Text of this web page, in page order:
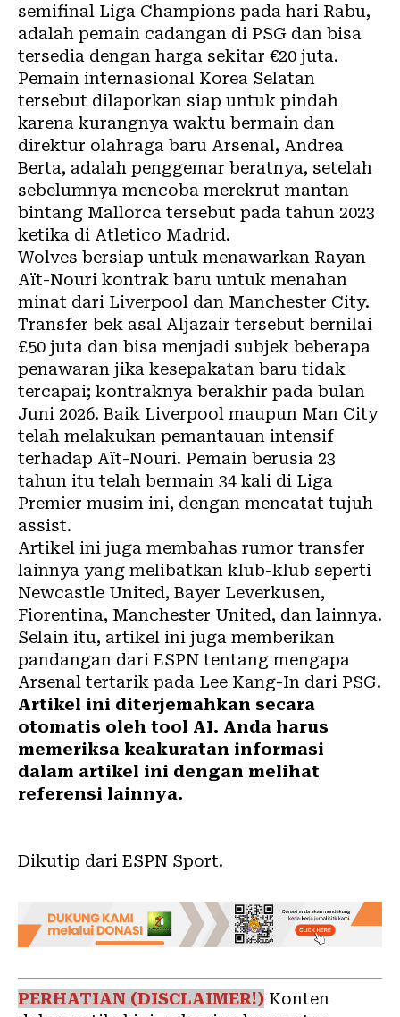
semifinal Liga Champions pada hari Rabu,
adalah pemain cadangan di PSG dan bisa
tersedia dengan harga sekitar €20 juta.
Pemain internasional Korea Selatan
tersebut dilaporkan siap untuk pindah
karena kurangnya waktu bermain dan
direktur olahraga baru Arsenal, Andrea
Berta, adalah penggemar beratnya, setelah
sebelumnya mencoba merekrut mantan
bintang Mallorca tersebut pada tahun 2023
ketika di Atletico Madrid.
Wolves bersiap untuk menawarkan Rayan
Aït-Nouri kontrak baru untuk menahan
minat dari Liverpool dan Manchester City.
Transfer bek asal Aljazair tersebut bernilai
£50 juta dan bisa menjadi subjek beberapa
penawaran jika kesepakatan baru tidak
tercapai; kontraknya berakhir pada bulan
Juni 2026. Baik Liverpool maupun Man City
telah melakukan pemantauan intensif
terhadap Aït-Nouri. Pemain berusia 23
tahun itu telah bermain 34 kali di Liga
Premier musim ini, dengan mencatat tujuh
assist.
Artikel ini juga membahas rumor transfer
lainnya yang melibatkan klub-klub seperti
Newcastle United, Bayer Leverkusen,
Fiorentina, Manchester United, dan lainnya.
Selain itu, artikel ini juga memberikan
pandangan dari ESPN tentang mengapa
Arsenal tertarik pada Lee Kang-In dari PSG.
Artikel ini diterjemahkan secara
otomatis oleh tool AI. Anda harus
memeriksa keakuratan informasi
dalam artikel ini dengan melihat
referensi lainnya.
Dikutip dari ESPN Sport.
PERHATIAN (DISCLAIMER!) Konten